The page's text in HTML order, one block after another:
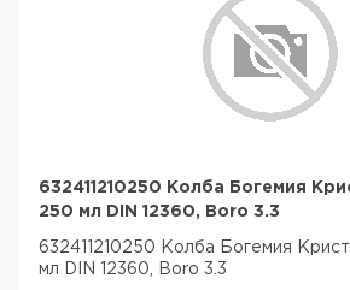
632411210250 Колба Богемия
250 мл DIN 12360, Boro 3.3
632411210250 Колба Богемия
мл DIN 12360, Boro 3.3